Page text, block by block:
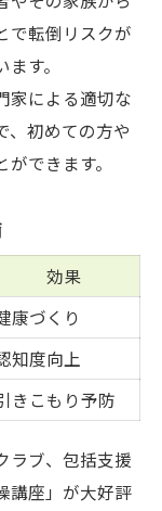
で転倒リスクが
す。
家による適切な
、初めての方や
できます。
効果
康づくり
知度向上
きこもり予防
ラブ、包括支援
講座」が大好評